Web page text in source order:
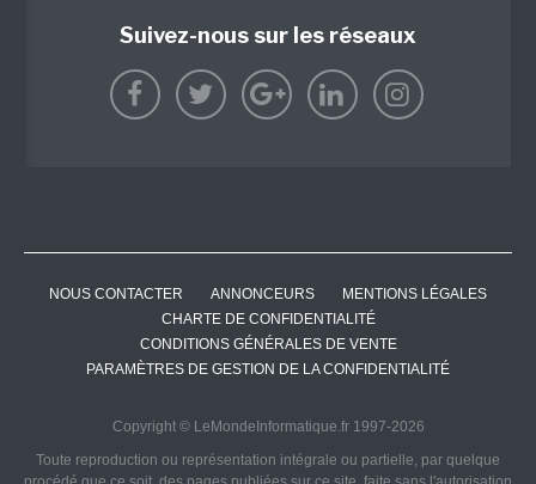
Suivez-nous sur les réseaux
NOUS CONTACTER ANNONCEURS
MENTIONS LÉGALES
CHARTE DE CONFIDENTIALITÉ
CONDITIONS GÉNÉRALES DE VENTE
PARAMÈTRES DE GESTION DE LA CONFIDENTIALITÉ
Copyright © LeMondeInformatique.fr 1997-2026
Toute reproduction ou représentation intégrale ou partielle, par quelque